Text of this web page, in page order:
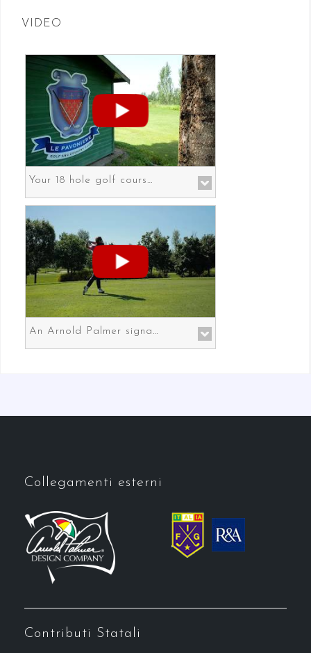
VIDEO
Your 18 hole golf course in Prato the gateway to Florence
An Arnold Palmer signature course in Prato the gateway to Florence
Collegamenti esterni
Contributi Statali